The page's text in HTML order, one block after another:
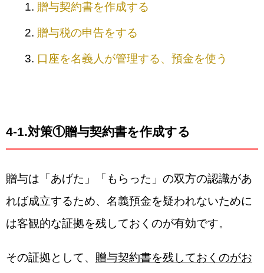
贈与契約書を作成する
贈与税の申告をする
口座を名義人が管理する、預金を使う
4-1.対策①贈与契約書を作成する
贈与は「あげた」「もらった」の双方の認識があ
れば成立するため、名義預金を疑われないために
は客観的な証拠を残しておくのが有効です。
その証拠として、 贈与契約書を残しておくのがお